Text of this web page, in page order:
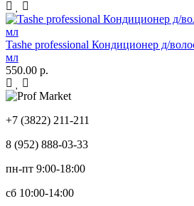
Tashe professional Кондиционер д/
мл
550.00 р.
+7 (3822) 211-211
8 (952) 888-03-33
пн-пт 9:00-18:00
сб 10:00-14:00